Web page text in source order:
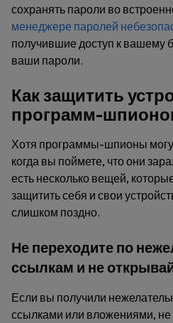
сохранять пароли во
менеджере паролей
получившие доступ к вашему
ваши пароли.
Как защитить
программ-
Хотя программы-шпионы
когда вы поймете, что они
есть несколько вещей,
защитить себя и свои
слишком поздно.
Не переходите по
ссылкам и не
Если вы получили
ссылками или вложениями,